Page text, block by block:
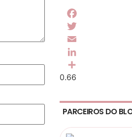
Facebook
Twitter
Email
LinkedIn
Share
PARCEIROS DO